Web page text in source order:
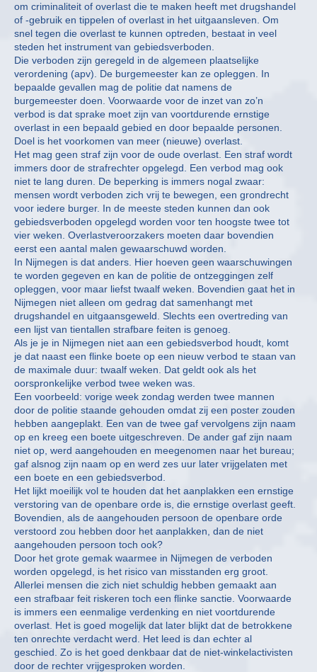
om criminaliteit of overlast die te maken heeft met drugshandel
of -gebruik en tippelen of overlast in het uitgaansleven. Om
snel tegen die overlast te kunnen optreden, bestaat in veel
steden het instrument van gebiedsverboden.
Die verboden zijn geregeld in de algemeen plaatselijke
verordening (apv). De burgemeester kan ze opleggen. In
bepaalde gevallen mag de politie dat namens de
burgemeester doen. Voorwaarde voor de inzet van zo’n
verbod is dat sprake moet zijn van voortdurende ernstige
overlast in een bepaald gebied en door bepaalde personen.
Doel is het voorkomen van meer (nieuwe) overlast.
Het mag geen straf zijn voor de oude overlast. Een straf wordt
immers door de strafrechter opgelegd. Een verbod mag ook
niet te lang duren. De beperking is immers nogal zwaar:
mensen wordt verboden zich vrij te bewegen, een grondrecht
voor iedere burger. In de meeste steden kunnen dan ook
gebiedsverboden opgelegd worden voor ten hoogste twee tot
vier weken. Overlastveroorzakers moeten daar bovendien
eerst een aantal malen gewaarschuwd worden.
In Nijmegen is dat anders. Hier hoeven geen waarschuwingen
te worden gegeven en kan de politie de ontzeggingen zelf
opleggen, voor maar liefst twaalf weken. Bovendien gaat het in
Nijmegen niet alleen om gedrag dat samenhangt met
drugshandel en uitgaansgeweld. Slechts een overtreding van
een lijst van tientallen strafbare feiten is genoeg.
Als je je in Nijmegen niet aan een gebiedsverbod houdt, komt
je dat naast een flinke boete op een nieuw verbod te staan van
de maximale duur: twaalf weken. Dat geldt ook als het
oorspronkelijke verbod twee weken was.
Een voorbeeld: vorige week zondag werden twee mannen
door de politie staande gehouden omdat zij een poster zouden
hebben aangeplakt. Een van de twee gaf vervolgens zijn naam
op en kreeg een boete uitgeschreven. De ander gaf zijn naam
niet op, werd aangehouden en meegenomen naar het bureau;
gaf alsnog zijn naam op en werd zes uur later vrijgelaten met
een boete en een gebiedsverbod.
Het lijkt moeilijk vol te houden dat het aanplakken een ernstige
verstoring van de openbare orde is, die ernstige overlast geeft.
Bovendien, als de aangehouden persoon de openbare orde
verstoord zou hebben door het aanplakken, dan de niet
aangehouden persoon toch ook?
Door het grote gemak waarmee in Nijmegen de verboden
worden opgelegd, is het risico van misstanden erg groot.
Allerlei mensen die zich niet schuldig hebben gemaakt aan
een strafbaar feit riskeren toch een flinke sanctie. Voorwaarde
is immers een eenmalige verdenking en niet voortdurende
overlast. Het is goed mogelijk dat later blijkt dat de betrokkene
ten onrechte verdacht werd. Het leed is dan echter al
geschied. Zo is het goed denkbaar dat de niet-winkelactivisten
door de rechter vrijgesproken worden.